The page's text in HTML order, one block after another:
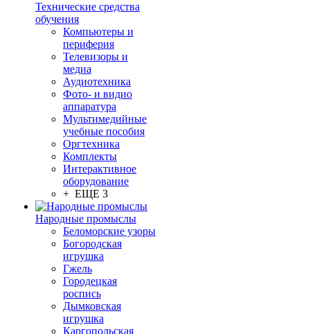
Технические средства
обучения
Компьютеры и
периферия
Телевизоры и
медиа
Аудиотехника
Фото- и видио
аппаратура
Мультимедийные
учебные пособия
Оргтехника
Комплекты
Интерактивное
оборудование
+ ЕЩЕ 3
Народные промыслы
Беломорские узоры
Богородская
игрушка
Гжель
Городецкая
роспись
Дымковская
игрушка
Каргопольская